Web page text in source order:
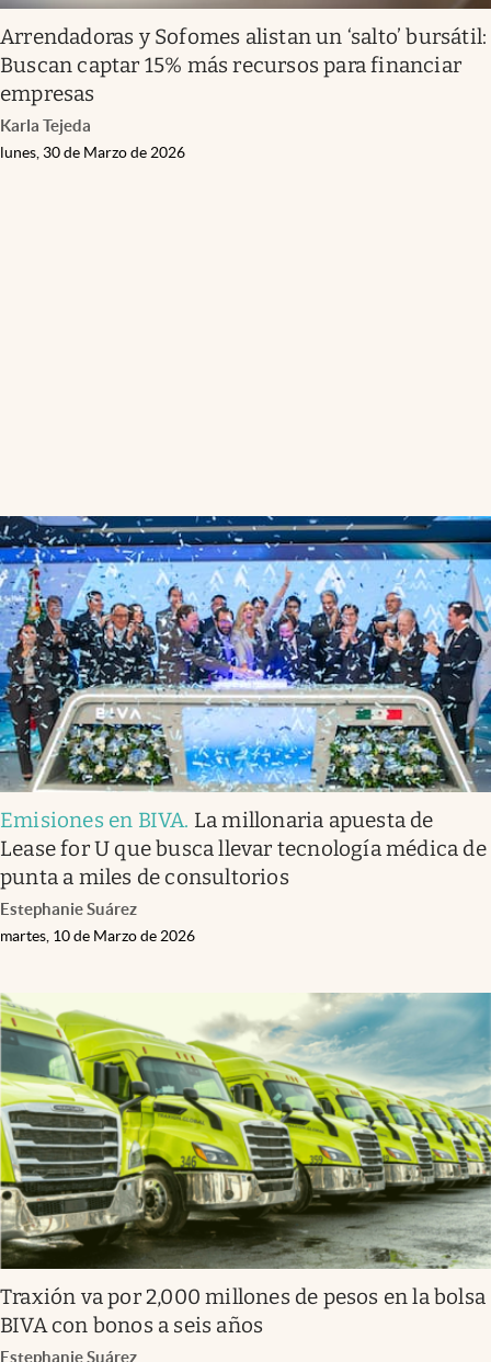
Arrendadoras y Sofomes alistan un ‘salto’ bursátil:
Buscan captar 15% más recursos para financiar
empresas
Karla Tejeda
lunes, 30 de Marzo de 2026
Emisiones en BIVA. La millonaria apuesta de
Lease for U que busca llevar tecnología médica de
punta a miles de consultorios
Estephanie Suárez
martes, 10 de Marzo de 2026
Traxión va por 2,000 millones de pesos en la bolsa
BIVA con bonos a seis años
Estephanie Suárez